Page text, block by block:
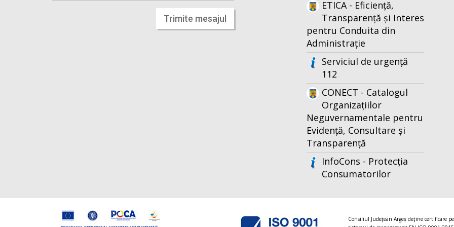
Trimite mesajul
ETICA - Eficiență,
Transparență și Interes
pentru Conduita din
Administrație
Serviciul de urgență
112
CONECT - Catalogul
Organizațiilor
Neguvernamentale pentru
Evidență, Consultare și
Transparență
InfoCons - Protecția
Consumatorilor
Consiliul Judeţean Argeș deţine certificare